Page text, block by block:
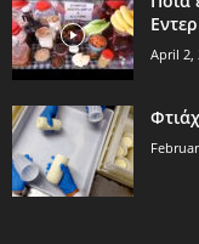
April 2,